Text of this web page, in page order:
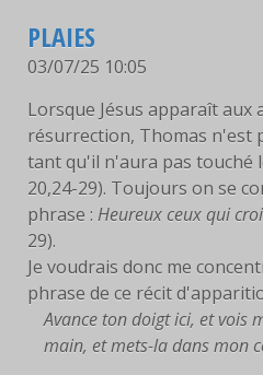
PLAIES
03/07/25 10:05
Lorsque Jésus apparaît aux
résurrection, Thomas n'est
tant qu'il n'aura pas touché
20,24-29). Toujours on se
phrase : Heureux ceux qui
29).
Je voudrais donc me
phrase de ce récit
Avance ton doigt ici, et vois
main, et mets-la dans mon